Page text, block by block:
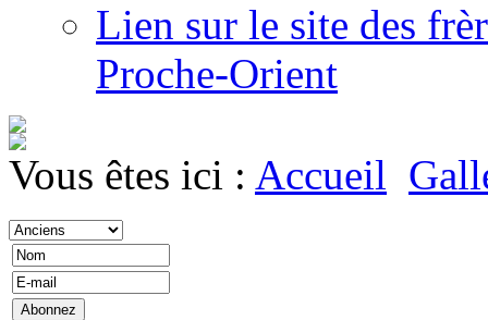
Lien sur le site des
Proche-Orient
Vous êtes ici : Accueil